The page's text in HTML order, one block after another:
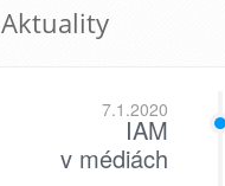
Aktuality
7.1.2020
IAM
v médiách